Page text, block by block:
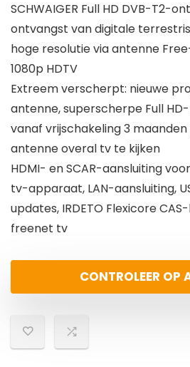
SCHWAIGER Full HD DVB-T2-
ontvangst van digitale
hoge resolutie via antenne
1080p HDTV
Extreem verscherpt: nieuwe
antenne, superscherpe Full
vanaf vrijschakeling 3
antenne overal tv te kijken
HDMI- en SCAR-aansluiting
tv-apparaat, LAN-aansluiting,
updates, IRDETO Flexicore
freenet tv
CONTROLEER OP